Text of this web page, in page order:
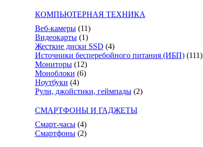
КОМПЬЮТЕРНАЯ ТЕХНИКА
Веб-камеры (11)
Видеокарты (1)
Жесткие диски SSD (4)
Источники бесперебойного питания (ИБП) (111)
Мониторы (12)
Моноблоки (6)
Ноутбуки (4)
Рули, джойстики, геймпады (2)
СМАРТФОНЫ И ГАДЖЕТЫ
Смарт-часы (4)
Смартфоны (2)